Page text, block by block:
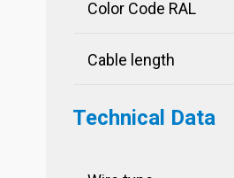
Color Code RAL
Cable length
Technical Data